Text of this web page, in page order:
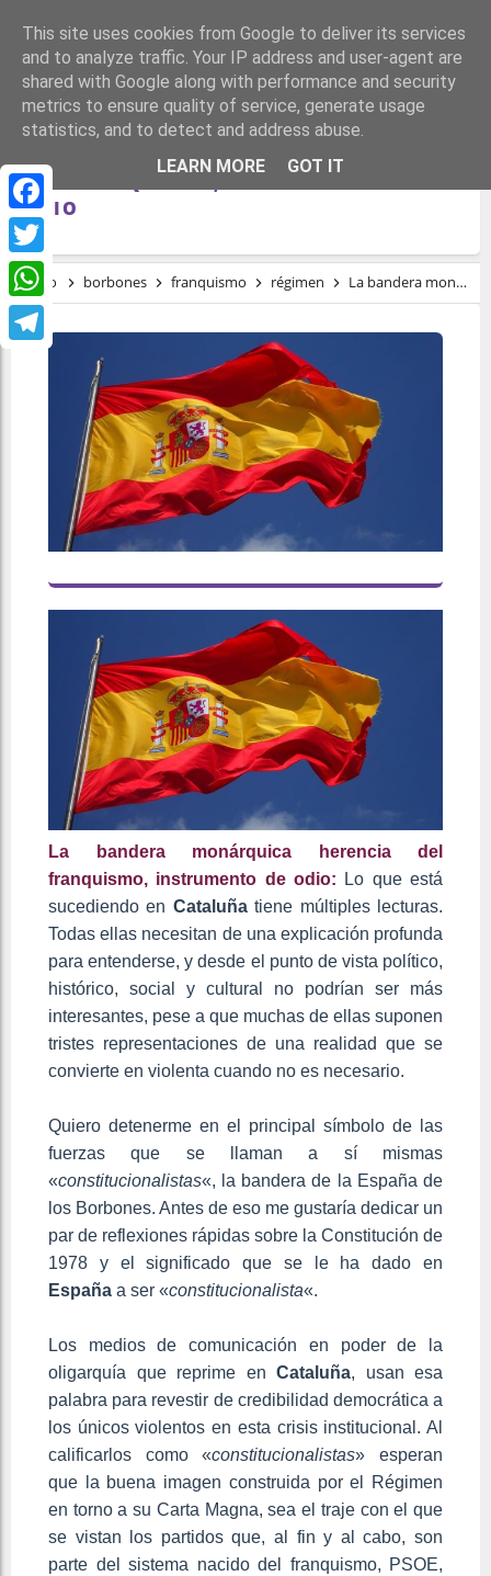
Facebook
Twitter
WhatsApp
LA BANDERA MONÁRQUICA HERENCIA
DEL FRANQUISMO, INSTRUMENTO DE
ODIO
Inicio borbones franquismo régimen La bandera monárquica herencia del franquismo, instrumento de odio
La bandera monárquica herencia del
franquismo, instrumento de odio:
Lo que está
sucediendo en Cataluñatiene múltiples lecturas.
Todas ellas necesitan de una explicación profunda
para entenderse, y desde el punto de vista político,
histórico, social y cultural no podrían ser más
interesantes, pese a que muchas de ellas suponen
tristes representaciones de una realidad que se
convierte en violenta cuando no es necesario.
Quiero detenerme en el principal símbolo de las
fuerzas que se llaman a sí mismas
«constitucionalistas«, la bandera de la España de
los Borbones. Antes de eso me gustaría dedicar un
par de reflexiones rápidas sobre la Constitución de
1978 y el significado que se le ha dado en
España a ser «constitucionalista«.
Los medios de comunicación en poder de la
oligarquía que reprime en Cataluña, usan esa
palabra para revestir de credibilidad democrática a
los únicos violentos en esta crisis institucional. Al
calificarlos como «constitucionalistas» esperan
que la buena imagen construida por el Régimen
en torno a su Carta Magna, sea el traje con el que
se vistan los partidos que, al fin y al cabo, son
parte del sistema nacido del franquismo, PSOE,
This site uses cookies from Google to deliver its services
and to analyze traffic. Your IP address and user-agent are
shared with Google along with performance and security
metrics to ensure quality of service, generate usage
statistics, and to detect and address abuse.
LEARN MORE
GOT IT